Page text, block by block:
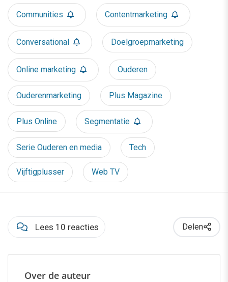
Communities Contentmarketing
Conversational Doelgroepmarketing
Online marketing Ouderen
Ouderenmarketing Plus Magazine
Plus Online Segmentatie
Serie Ouderen en media Tech
Vijftigplusser Web TV
Lees 10 reacties Delen
Over de auteur